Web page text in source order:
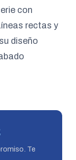
con
rectas y
diseño
Te